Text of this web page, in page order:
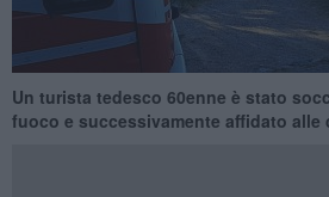
Un turista tedesco 60enne è stato
fuoco e successivamente affidato alle